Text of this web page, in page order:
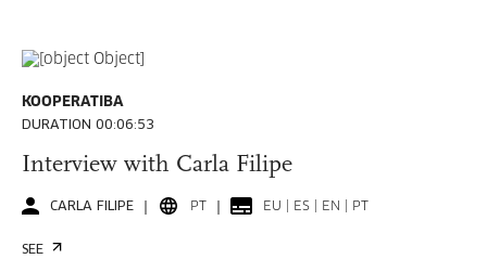
KOOPERATIBA
DURATION 00:06:53
Interview with Carla Filipe
CARLA FILIPE PT EU | ES | EN | PT
SEE